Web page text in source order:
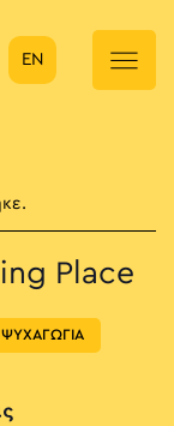
EN
Place
ΨΥΧΑΓΩΓΙΑ